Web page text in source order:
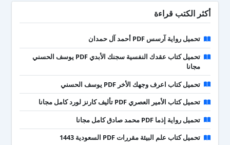
أكثر الكتب قراءة
تحميل رواية آرسس PDF أحمد آل حمدان
تحميل كتاب عقدك النفسية سجنك الأبدي PDF يوسف الحسني
مجانا
تحميل كتاب اعرف وجهك الأخر PDF يوسف الحسني
تحميل كتاب الأمير العصري PDF تأليف كارنز لورد كامل مجانا
تحميل رواية إذما PDF محمد صادق كامل مجانا
تحميل كتاب علم البيئة مقررات PDF السعودية 1443